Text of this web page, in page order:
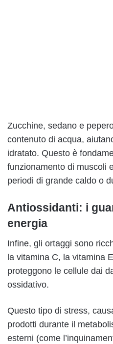
Zucchine, sedano e
contenuto di acqua,
idratato. Questo è
funzionamento di muscoli
periodi di grande caldo o
Antiossidanti: i
energia
Infine, gli ortaggi sono
la vitamina C, la vitamina
proteggono le cellule dai
ossidativo.
Questo tipo di stress,
prodotti durante il
esterni (come